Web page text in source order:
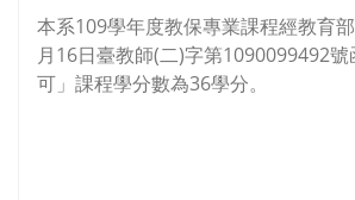
本系109學年度教保專業課程經教育
月16日臺教師(二)字第1090099492
可」課程學分數為36學分。